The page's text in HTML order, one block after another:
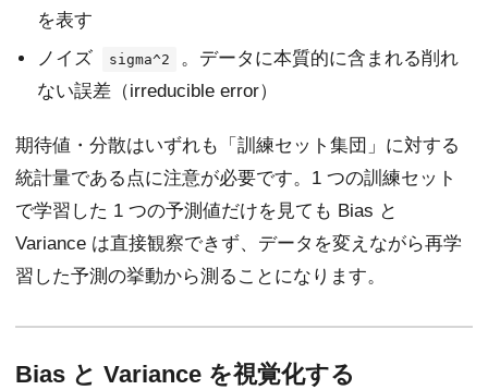
を表す
ノイズ
sigma^2
。データに本質的に含まれる削れ
ない誤差（irreducible error）
期待値・分散はいずれも「訓練セット集団」に対する
統計量である点に注意が必要です。1 つの訓練セット
で学習した 1 つの予測値だけを見ても Bias と
Variance は直接観察できず、データを変えながら再学
習した予測の挙動から測ることになります。
Bias と Variance を視覚化する